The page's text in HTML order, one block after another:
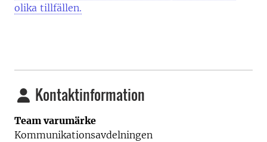
olika tillfällen.
Kontaktinformation
Team varumärke
Kommunikationsavdelningen